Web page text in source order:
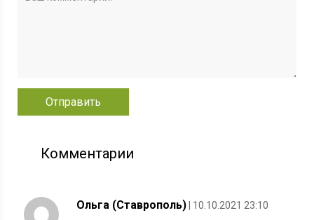
Комментарии
Ольга (Ставрополь) | 10.10.2021 23:10